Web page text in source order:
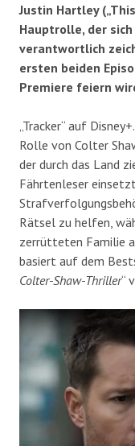
Justin Hartley
Hauptrolle, der
verantwortlich
ersten beiden
Premiere feiern
„Tracker“ auf
Rolle von Colter
der durch das Land
Fährtenleser
Rätsel zu helfen,
zerrütteten Familie
basiert auf dem
Colter-Shaw-Thriller“